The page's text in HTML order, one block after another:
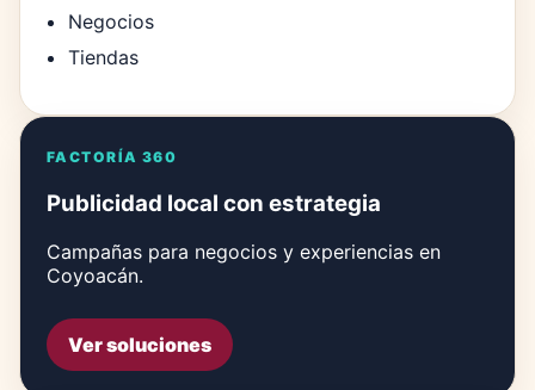
Negocios
Tiendas
FACTORÍA 360
Publicidad local con estrategia
Campañas para negocios y experiencias en
Coyoacán.
Ver soluciones